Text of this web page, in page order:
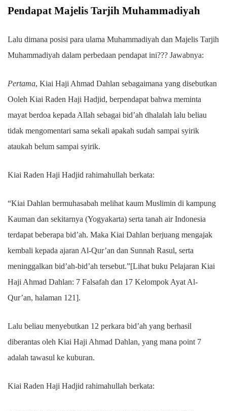
Pendapat Majelis Tarjih Muhammadiyah
Lalu dimana posisi para ulama Muhammadiyah dan Majelis Tarjih
Muhammadiyah dalam perbedaan pendapat ini??? Jawabnya:
Pertama, Kiai Haji Ahmad Dahlan sebagaimana yang disebutkan
Ooleh Kiai Raden Haji Hadjid, berpendapat bahwa meminta
mayat berdoa kepada Allah sebagai bid’ah dhalalah lalu beliau
tidak mengomentari sama sekali apakah sudah sampai syirik
ataukah belum sampai syirik.
Kiai Raden Haji Hadjid rahimahullah berkata:
“Kiai Dahlan bermuhasabah melihat kaum Muslimin di kampung
Kauman dan sekitarnya (Yogyakarta) serta tanah air Indonesia
terdapat beberapa bid’ah. Maka Kiai Dahlan berjuang mengajak
kembali kepada ajaran Al-Qur’an dan Sunnah Rasul, serta
meninggalkan bid’ah-bid’ah tersebut.”[Lihat buku Pelajaran Kiai
Haji Ahmad Dahlan: 7 Falsafah dan 17 Kelompok Ayat Al-
Qur’an, halaman 121].
Lalu beliau menyebutkan 12 perkara bid’ah yang berhasil
diberantas oleh Kiai Haji Ahmad Dahlan, yang mana point 7
adalah tawasul ke kuburan.
Kiai Raden Haji Hadjid rahimahullah berkata: